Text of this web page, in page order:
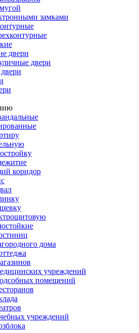
замками
двери
двери
коридор
дома
учреждений
помещений
учреждений